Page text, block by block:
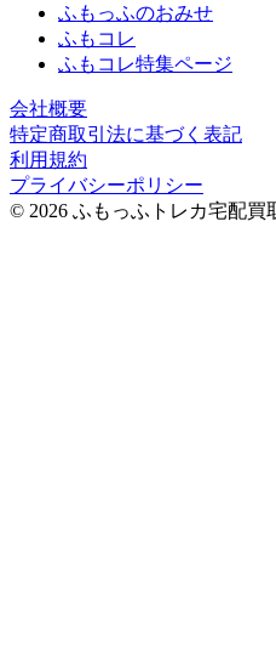
ふもっふのおみせ
ふもコレ
ふもコレ特集ページ
会社概要
特定商取引法に基づく表記
利用規約
プライバシーポリシー
© 2026 ふもっふトレカ宅配買